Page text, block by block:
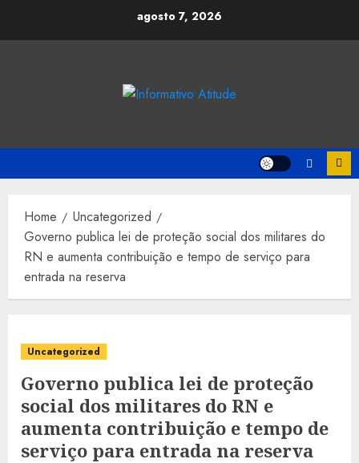
agosto 7, 2026
Home
Uncategorized
Governo publica lei de proteção social dos militares do
RN e aumenta contribuição e tempo de serviço para
entrada na reserva
Uncategorized
Governo publica lei de proteção
social dos militares do RN e
aumenta contribuição e tempo de
serviço para entrada na reserva